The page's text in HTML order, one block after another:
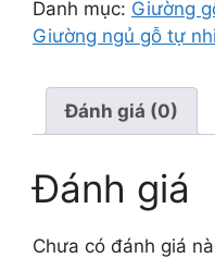
Danh mục: Giường
Giường ngủ gỗ tự
Đánh giá (0)
Đánh giá
Chưa có đánh giá